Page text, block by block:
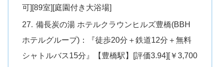
可][89室][庭園付き大浴場]
備長炭の湯 ホテルクラウンヒルズ豊橋(BBH
ホテルグループ)：『徒歩20分＋鉄道12分＋無料
シャトルバス15分』【豊橋駅】[評価3.94][￥3,700